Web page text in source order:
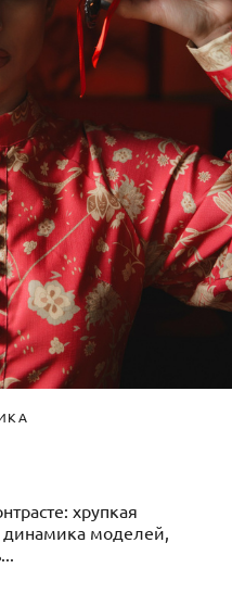
хрупкая
динамика моделей,